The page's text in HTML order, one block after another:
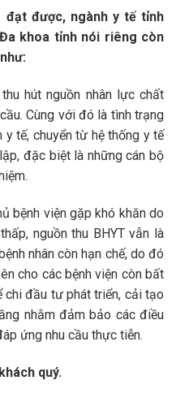
đạt được, ngành y tế tỉnh
khoa tỉnh nói riêng còn
hút nguồn nhân lực chất
Cùng với đó là tình trạng
tế, chuyển từ hệ thống y tế
đặc biệt là những cán bộ
bệnh viện gặp khó khăn do
nguồn thu BHYT vẫn là
nhân còn hạn chế, do đó
cho các bệnh viện còn bất
chi đầu tư phát triển, cải tạo
nhằm đảm bảo các điều
ứng nhu cầu thực tiễn.
quý.